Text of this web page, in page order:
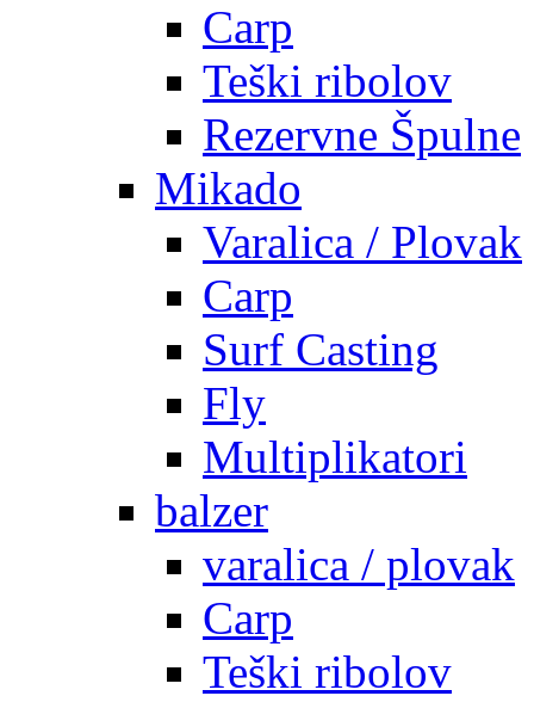
Carp
Teški ribolov
Rezervne Špulne
Mikado
Varalica / Plovak
Carp
Surf Casting
Fly
Multiplikatori
balzer
varalica / plovak
Carp
Teški ribolov